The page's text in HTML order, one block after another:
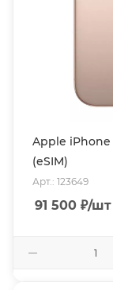
Apple iPhone
(eSIM)
Арт.: 123649
91 500 ₽/шт